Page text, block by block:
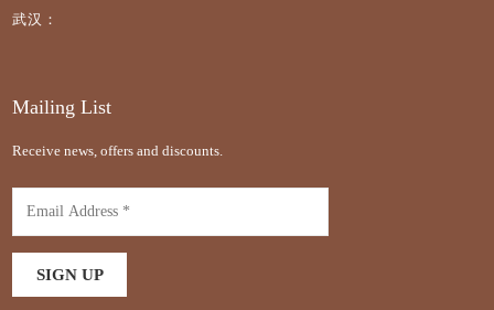
武汉：
Mailing List
Receive news, offers and discounts.